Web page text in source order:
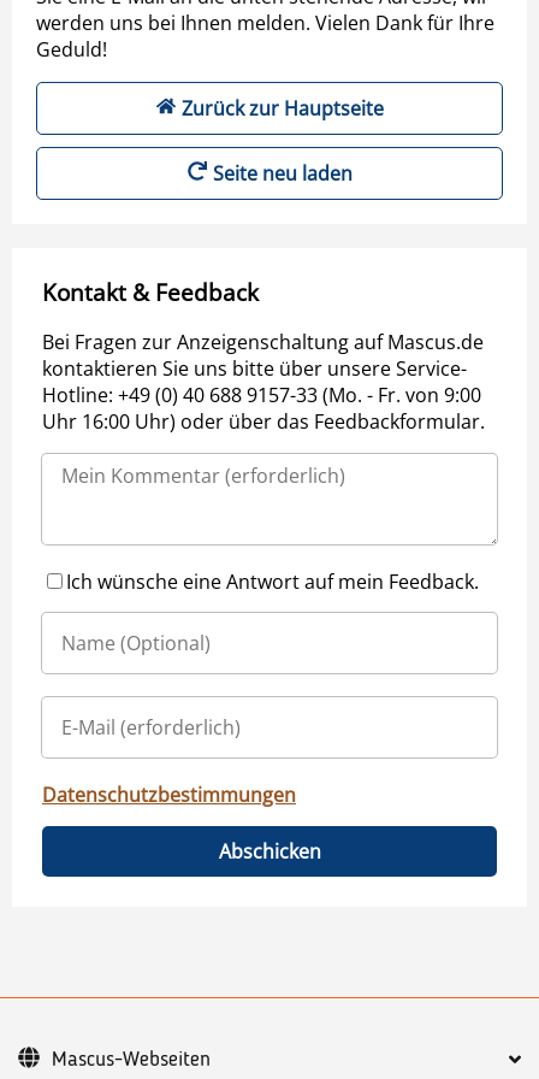
werden uns bei Ihnen melden. Vielen Dank für Ihre
Geduld!
Zurück zur Hauptseite
Seite neu laden
Kontakt & Feedback
Bei Fragen zur Anzeigenschaltung auf Mascus.de
kontaktieren Sie uns bitte über unsere Service-
Hotline: +49 (0) 40 688 9157-33 (Mo. - Fr. von 9:00
Uhr 16:00 Uhr) oder über das Feedbackformular.
Ich wünsche eine Antwort auf mein Feedback.
Datenschutzbestimmungen
Abschicken
Mascus-Webseiten